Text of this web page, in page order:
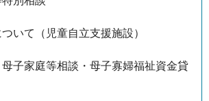
いて（児童自立支援施設）
母子家庭等相談・母子寡婦福祉資金貸